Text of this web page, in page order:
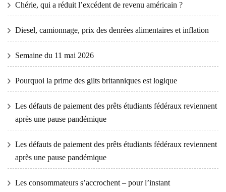
Chérie, qui a réduit l’excédent de revenu américain ?
Diesel, camionnage, prix des denrées alimentaires et inflation
Semaine du 11 mai 2026
Pourquoi la prime des gilts britanniques est logique
Les défauts de paiement des prêts étudiants fédéraux reviennent
après une pause pandémique
Les défauts de paiement des prêts étudiants fédéraux reviennent
après une pause pandémique
Les consommateurs s’accrochent – ​​pour l’instant